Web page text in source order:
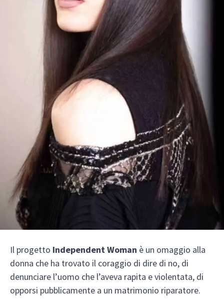
Il progetto Independent Woman è un omaggio alla
donna che ha trovato il coraggio di dire di no, di
denunciare l’uomo che l’aveva rapita e violentata, di
opporsi pubblicamente a un matrimonio riparatore.